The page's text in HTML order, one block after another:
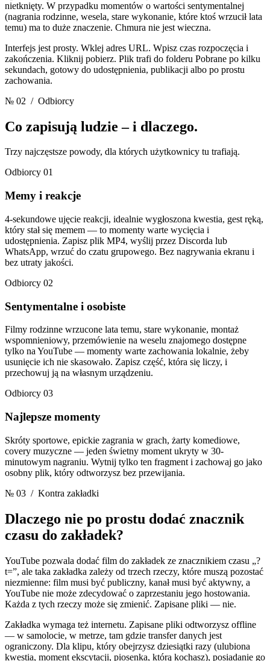
nietknięty. W przypadku momentów o wartości sentymentalnej
(nagrania rodzinne, wesela, stare wykonanie, które ktoś wrzucił lata
temu) ma to duże znaczenie. Chmura nie jest wieczna.
Interfejs jest prosty. Wklej adres URL. Wpisz czas rozpoczęcia i
zakończenia. Kliknij pobierz. Plik trafi do folderu Pobrane po kilku
sekundach, gotowy do udostępnienia, publikacji albo po prostu
zachowania.
№ 02 / Odbiorcy
Co zapisują ludzie– i dlaczego.
Trzy najczęstsze powody, dla których użytkownicy tu trafiają.
Odbiorcy 01
Memy i reakcje
4-sekundowe ujęcie reakcji, idealnie wygłoszona kwestia, gest ręką,
który stał się memem — to momenty warte wycięcia i
udostępnienia. Zapisz plik MP4, wyślij przez Discorda lub
WhatsApp, wrzuć do czatu grupowego. Bez nagrywania ekranu i
bez utraty jakości.
Odbiorcy 02
Sentymentalne i osobiste
Filmy rodzinne wrzucone lata temu, stare wykonanie, montaż
wspomnieniowy, przemówienie na weselu znajomego dostępne
tylko na YouTube — momenty warte zachowania lokalnie, żeby
usunięcie ich nie skasowało. Zapisz część, która się liczy, i
przechowuj ją na własnym urządzeniu.
Odbiorcy 03
Najlepsze momenty
Skróty sportowe, epickie zagrania w grach, żarty komediowe,
covery muzyczne — jeden świetny moment ukryty w 30-
minutowym nagraniu. Wytnij tylko ten fragment i zachowaj go jako
osobny plik, który odtworzysz bez przewijania.
№ 03 / Kontra zakładki
Dlaczego nie po prostu dodać znacznik
czasu do zakładek?
YouTube pozwala dodać film do zakładek ze znacznikiem czasu „?
t=”, ale taka zakładka zależy od trzech rzeczy, które muszą pozostać
niezmienne: film musi być publiczny, kanał musi być aktywny, a
YouTube nie może zdecydować o zaprzestaniu jego hostowania.
Każda z tych rzeczy może się zmienić. Zapisane pliki — nie.
Zakładka wymaga też internetu. Zapisane pliki odtworzysz offline
— w samolocie, w metrze, tam gdzie transfer danych jest
ograniczony. Dla klipu, który obejrzysz dziesiątki razy (ulubiona
kwestia, moment ekscytacji, piosenka, którą kochasz), posiadanie go